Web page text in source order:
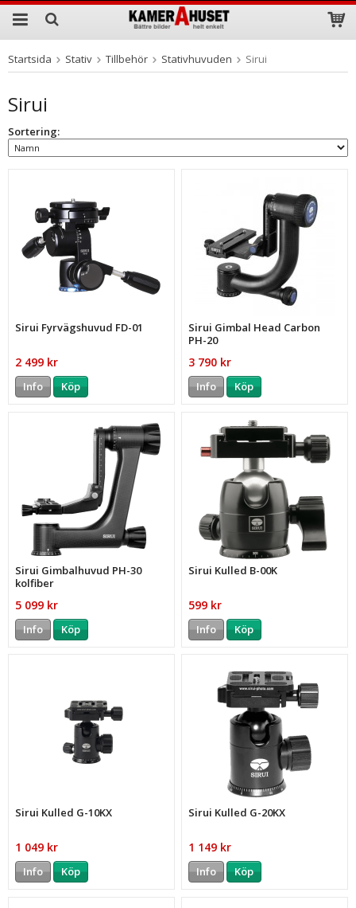
Produkten har blivit tillagd i varukorgen
Startsida Stativ Tillbehör Stativhuvuden Sirui
Sirui
Sortering:
Sirui Fyrvägshuvud FD-01
2 499 kr
Info Köp
Sirui Gimbal Head Carbon
PH-20
3 790 kr
Info Köp
Sirui Gimbalhuvud PH-30
kolfiber
5 099 kr
Info Köp
Sirui Kulled B-00K
599 kr
Info Köp
Sirui Kulled G-10KX
1 049 kr
Info Köp
Sirui Kulled G-20KX
1 149 kr
Info Köp